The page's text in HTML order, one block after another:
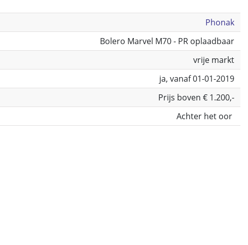
Phonak
Bolero Marvel M70 - PR oplaadbaar
vrije markt
ja, vanaf 01-01-2019
Prijs boven € 1.200,-
Achter het oor